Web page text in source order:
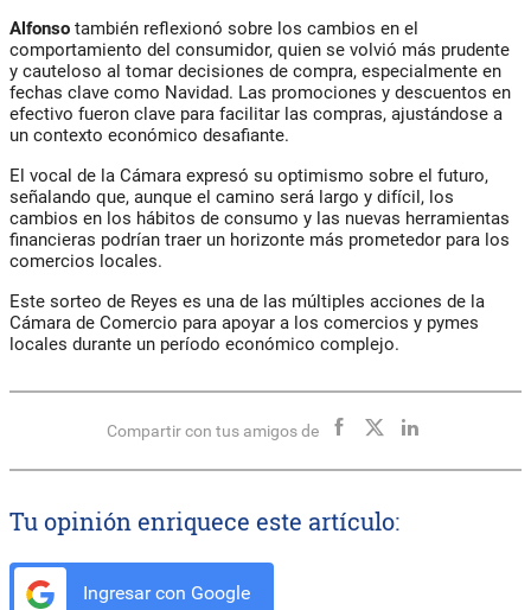
Alfonso también reflexionó sobre los cambios en el
comportamiento del consumidor, quien se volvió más prudente
y cauteloso al tomar decisiones de compra, especialmente en
fechas clave como Navidad. Las promociones y descuentos en
efectivo fueron clave para facilitar las compras, ajustándose a
un contexto económico desafiante.
El vocal de la Cámara expresó su optimismo sobre el futuro,
señalando que, aunque el camino será largo y difícil, los
cambios en los hábitos de consumo y las nuevas herramientas
financieras podrían traer un horizonte más prometedor para los
comercios locales.
Este sorteo de Reyes es una de las múltiples acciones de la
Cámara de Comercio para apoyar a los comercios y pymes
locales durante un período económico complejo.
Compartir con tus amigos de
Tu opinión enriquece este artículo:
Ingresar con Google